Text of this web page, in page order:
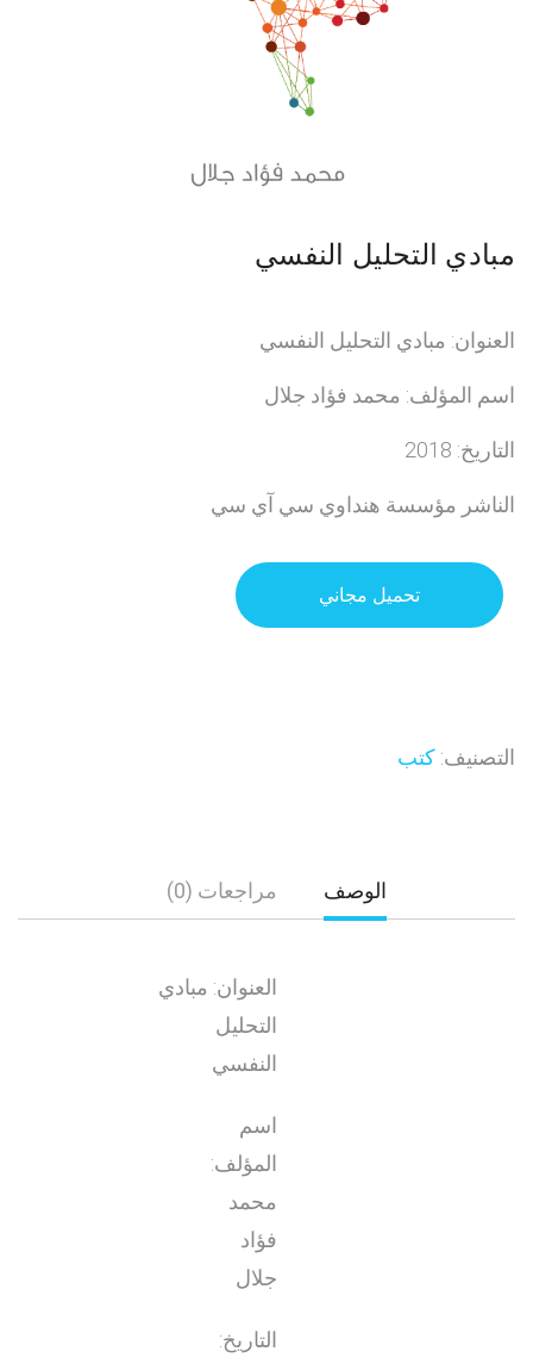
مبادي التحليل النفسي
العنوان: مبادي التحليل النفسي
اسم المؤلف: محمد فؤاد جلال
التاريخ: 2018
الناشر مؤسسة هنداوي سي آي سي
تحميل مجاني
التصنيف: كتب
الوصف مراجعات (0)
العنوان: مبادي
التحليل
النفسي
اسم
المؤلف:
محمد
فؤاد
جلال
التاريخ: